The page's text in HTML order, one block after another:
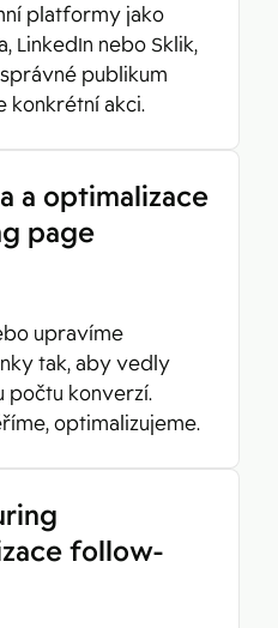
platformy jako
LinkedIn nebo Sklik,
publikum
konkrétní akci.
a optimalizace
page
upravíme
tak, aby vedly
počtu konverzí.
optimalizujeme.
follow-